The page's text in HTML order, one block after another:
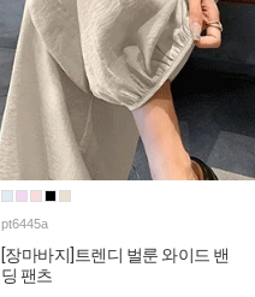
pt6445a
[장마바지]트렌디 벌룬 와이드 밴
딩 팬츠